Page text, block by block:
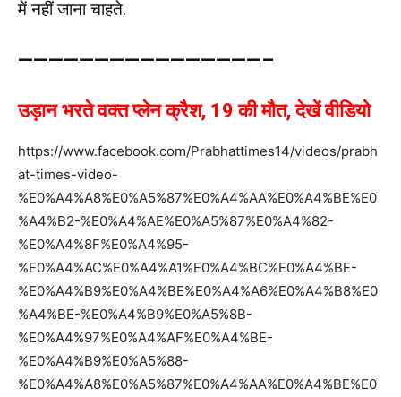
में नहीं जाना चाहते.
————————————————–
उड़ान भरते वक्त प्लेन क्रैश, 19 की मौत, देखें वीडियो
https://www.facebook.com/Prabhattimes14/videos/prabh
at-times-video-
%E0%A4%A8%E0%A5%87%E0%A4%AA%E0%A4%BE%E0
%A4%B2-%E0%A4%AE%E0%A5%87%E0%A4%82-
%E0%A4%8F%E0%A4%95-
%E0%A4%AC%E0%A4%A1%E0%A4%BC%E0%A4%BE-
%E0%A4%B9%E0%A4%BE%E0%A4%A6%E0%A4%B8%E0
%A4%BE-%E0%A4%B9%E0%A5%8B-
%E0%A4%97%E0%A4%AF%E0%A4%BE-
%E0%A4%B9%E0%A5%88-
%E0%A4%A8%E0%A5%87%E0%A4%AA%E0%A4%BE%E0